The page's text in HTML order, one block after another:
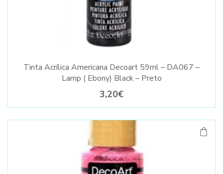
Tinta Acrílica Americana Decoart 59ml – DA067 –
Lamp ( Ebony) Black – Preto
3,20€